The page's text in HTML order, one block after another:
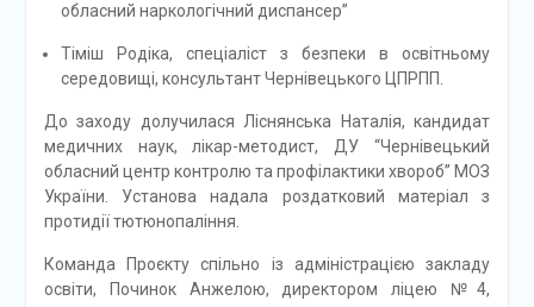
обласний наркологічний диспансер”
Тіміш Родіка, спеціаліст з безпеки в освітньому
середовищі, консультант Чернівецького ЦПРПП.
До заходу долучилася Ліснянська Наталія, кандидат
медичних наук, лікар-методист, ДУ “Чернівецький
обласний центр контролю та профілактики хвороб” МОЗ
України. Установа надала роздатковий матеріал з
протидії тютюнопаління.
Команда Проєкту спільно із адміністрацією закладу
освіти, Починок Анжелою, директором ліцею №4,